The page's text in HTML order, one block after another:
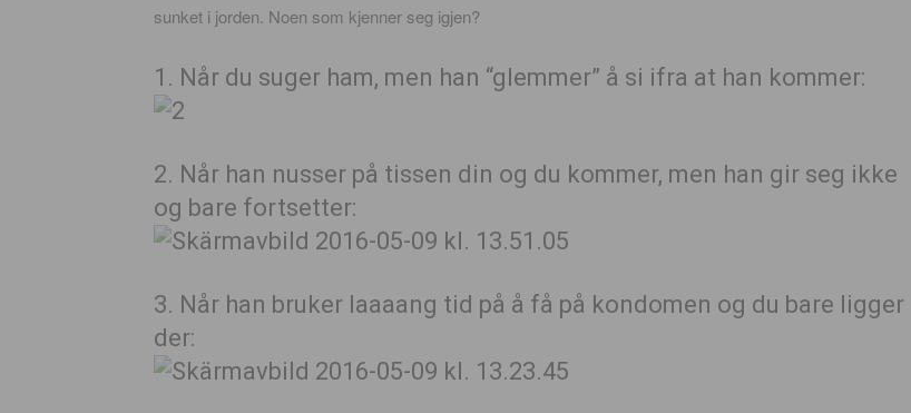
sunket i jorden. Noen som kjenner seg igjen?
1. Når du suger ham, men han “glemmer” å si ifra at han kommer:
2. Når han nusser på tissen din og du kommer, men han gir seg ikke
og bare fortsetter:
3. Når han bruker laaaang tid på å få på kondomen og du bare ligger
der: